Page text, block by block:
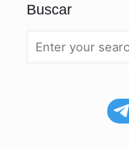
Buscar